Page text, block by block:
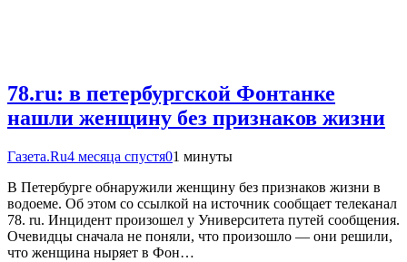
78.ru: в петербургской Фонтанке
нашли женщину без признаков жизни
Газета.Ru4 месяца спустя01 минуты
В Петербурге обнаружили женщину без признаков жизни в
водоеме. Об этом со ссылкой на источник сообщает телеканал
78. ru. Инцидент произошел у Университета путей сообщения.
Очевидцы сначала не поняли, что произошло — они решили,
что женщина ныряет в Фон…